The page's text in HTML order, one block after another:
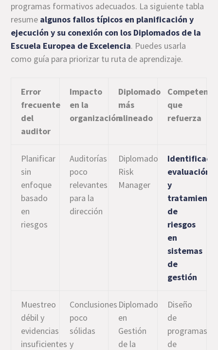
programas formativos adecuados. La siguiente tabla
resume algunos fallos típicos en planificación y
ejecución y su conexión con los Diplomados de la
Escuela Europea de Excelencia. Puedes usarla
como guía para priorizar tu ruta de aprendizaje.
Error
frecuente
del
auditor
Impacto
en la
organización
Diplomado
más
alineado
que
refuerza
Planificar
sin
enfoque
basado
en
riesgos
Auditorías
poco
relevantes
para la
dirección
Diplomado
Risk
Manager
evaluación
y
tratamiento
de
riesgos
en
sistemas
de
gestión
Muestreo
débil y
evidencias
insuficientes
Conclusiones
poco
sólidas
y
Diplomado
en
Gestión
de la
Diseño
de
programas
de